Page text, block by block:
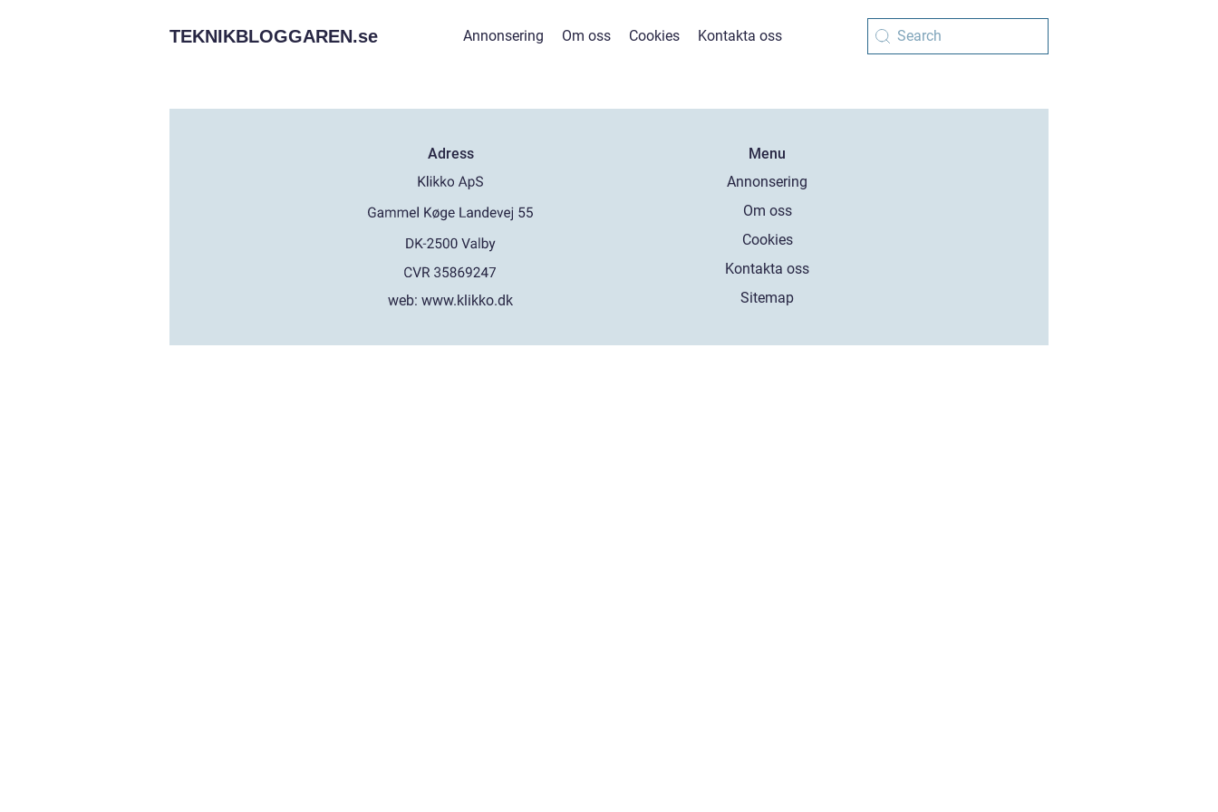
TEKNIKBLOGGAREN.se Annonsering Om oss Cookies Kontakta oss
Adress
web:www.klikko.dk
Menu
Annonsering
Om oss
Cookies
Kontakta oss
Sitemap